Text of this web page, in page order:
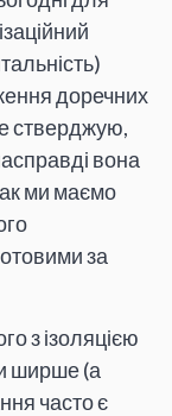
доречних
стверджую,
вона
ми маємо
за
з ізоляцією
ширше (а
часто є